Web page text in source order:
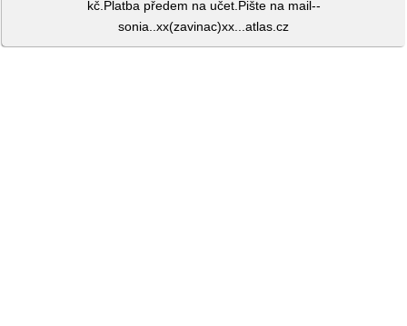
kč.Platba předem na učet.Pište na mail--
sonia..xx(zavinac)xx...atlas.cz